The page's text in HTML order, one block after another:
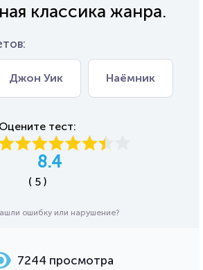
классика жанра.
Джон Уик Наёмник
Оцените тест:
8.4
( 5 )
ошибку или нарушение?
7244 просмотра